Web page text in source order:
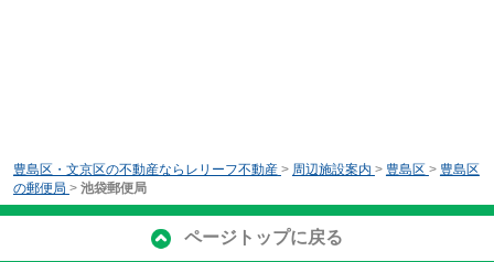
豊島区・文京区の不動産ならレリーフ不動産 > 周辺施設案内 > 豊島区 > 豊島区
の郵便局 > 池袋郵便局
ページトップに戻る